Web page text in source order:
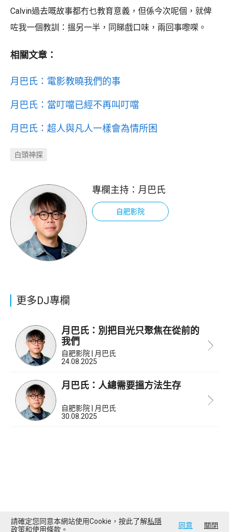
Calvin過去嘅故事都冇乜教育意義，但係今次呢個，就俾
咗我一個教訓：搵另一半，同睇戲口味，兩回事嚟㗎。
相關文章：
月巴氏：電影教曉我們的事
月巴氏：當叮噹已經不再叫叮噹
月巴氏：超人與凡人一樣會為情所困
白頭神探
專欄主持： 月巴氏
自肥影院
更多DJ專欄
月巴氏：別把目光只聚焦在從前的
我們
自肥影院 | 月巴氏
24.08.2025
月巴氏：人總需要搵方法生存
自肥影院 | 月巴氏
30.08.2025
請確定您同意本網站使用Cookie，按此了解私隱
政策和使用條款 。 同意 關閉